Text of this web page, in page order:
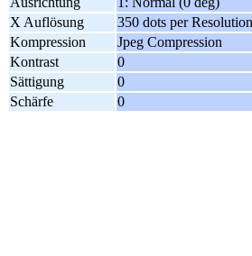
X Auflösung
350 dots per
Kompression
Jpeg Compression
Kontrast
0
Sättigung
0
Schärfe
0